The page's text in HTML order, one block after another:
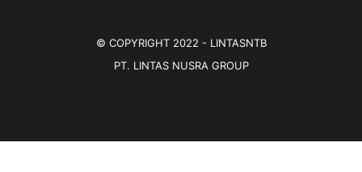
© COPYRIGHT 2022 - LINTASNTB
PT. LINTAS NUSRA GROUP